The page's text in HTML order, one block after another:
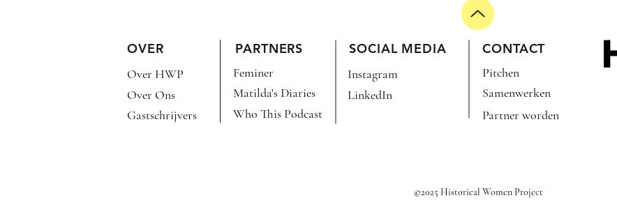
OVER PARTNERS SOCIAL MEDIA CONTACT
Over HWP
Over Ons
Pitchen
Samenwerken
Instagram
Feminer
Matilda's Diaries
LinkedIn
Gastschrijvers
Who This Podcast Partner worden
©2025 Historical Women Project